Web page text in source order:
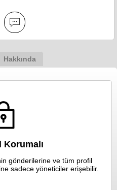
Hakkında
Korumalı
gönderilerine ve tüm profil
sadece yöneticiler erişebilir.